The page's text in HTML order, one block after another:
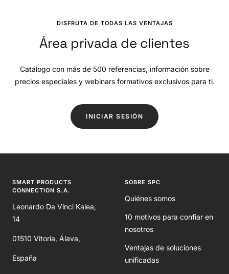
DISFRUTA DE TODAS LAS VENTAJAS
Área privada de clientes
Catálogo con más de 500 referencias, información sobre
precios especiales y webinars formativos exclusivos para ti.
INICIAR SESIÓN
SMART PRODUCTS
CONNECTION S.A.
Leonardo Da Vinci Kalea,
14
01510 Vitoria, Álava,
España
SOBRE SPC
Quiénes somos
10 motivos para confiar en
nosotros
Ventajas de soluciones
unificadas